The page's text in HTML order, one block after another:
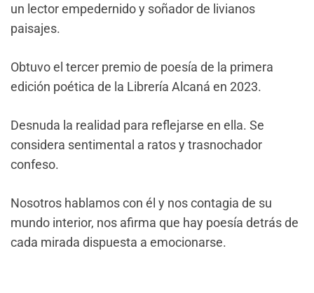
un lector empedernido y soñador de livianos
paisajes.
Obtuvo el tercer premio de poesía de la primera
edición poética de la Librería Alcaná en 2023.
Desnuda la realidad para reflejarse en ella. Se
considera sentimental a ratos y trasnochador
confeso.
Nosotros hablamos con él y nos contagia de su
mundo interior, nos afirma que hay poesía detrás de
cada mirada dispuesta a emocionarse.